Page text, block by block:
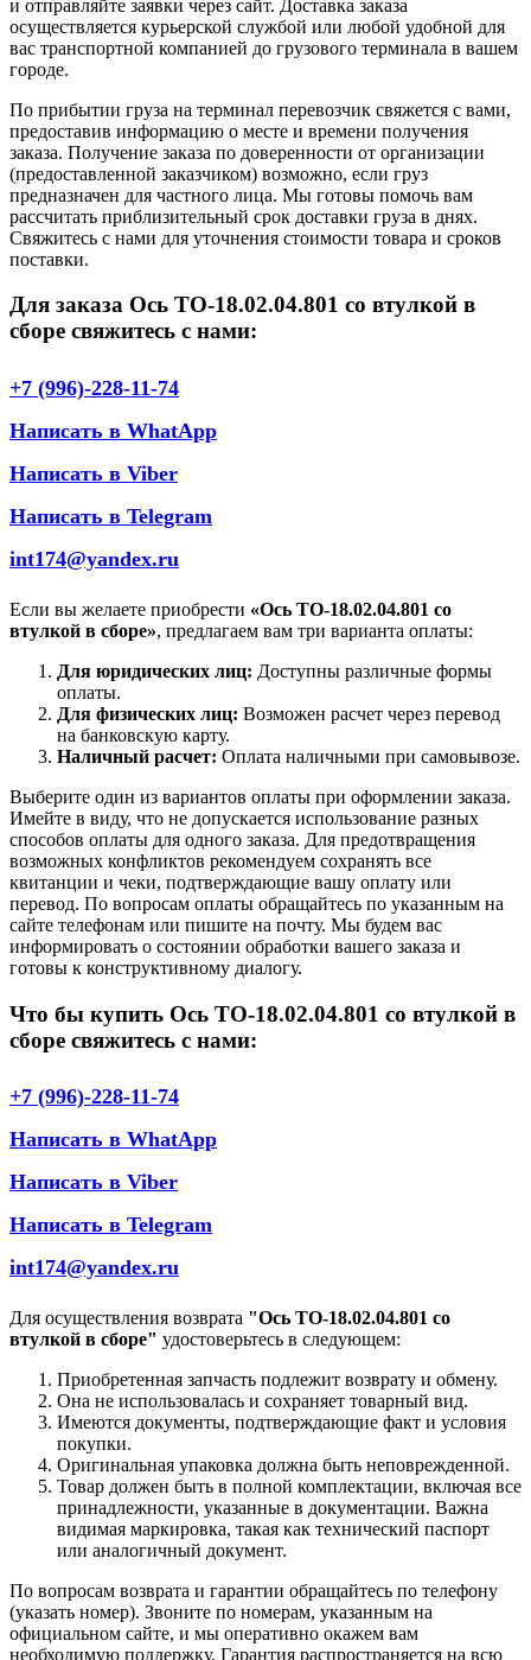
и отправляйте заявки через сайт. Доставка заказа
осуществляется курьерской службой или любой удобной для
вас транспортной компанией до грузового терминала в вашем
городе.
По прибытии груза на терминал перевозчик свяжется с вами,
предоставив информацию о месте и времени получения
заказа. Получение заказа по доверенности от организации
(предоставленной заказчиком) возможно, если груз
предназначен для частного лица. Мы готовы помочь вам
рассчитать приблизительный срок доставки груза в днях.
Свяжитесь с нами для уточнения стоимости товара и сроков
поставки.
Для заказа Ось ТО-18.02.04.801 со втулкой в
сборе свяжитесь с нами:
+7 (996)-228-11-74
Написать в WhatApp
Написать в Viber
Написать в Telegram
int174@yandex.ru
Если вы желаете приобрести «Ось ТО-18.02.04.801 со
втулкой в сборе», предлагаем вам три варианта оплаты:
Для юридических лиц: Доступны различные формы
оплаты.
Для физических лиц: Возможен расчет через перевод
на банковскую карту.
Наличный расчет: Оплата наличными при самовывозе.
Выберите один из вариантов оплаты при оформлении заказа.
Имейте в виду, что не допускается использование разных
способов оплаты для одного заказа. Для предотвращения
возможных конфликтов рекомендуем сохранять все
квитанции и чеки, подтверждающие вашу оплату или
перевод. По вопросам оплаты обращайтесь по указанным на
сайте телефонам или пишите на почту. Мы будем вас
информировать о состоянии обработки вашего заказа и
готовы к конструктивному диалогу.
Что бы купить Ось ТО-18.02.04.801 со втулкой в
сборе свяжитесь с нами:
+7 (996)-228-11-74
Написать в WhatApp
Написать в Viber
Написать в Telegram
int174@yandex.ru
Для осуществления возврата "Ось ТО-18.02.04.801 со
втулкой в сборе" удостоверьтесь в следующем:
Приобретенная запчасть подлежит возврату и обмену.
Она не использовалась и сохраняет товарный вид.
Имеются документы, подтверждающие факт и условия
покупки.
Оригинальная упаковка должна быть неповрежденной.
Товар должен быть в полной комплектации, включая все
принадлежности, указанные в документации. Важна
видимая маркировка, такая как технический паспорт
или аналогичный документ.
По вопросам возврата и гарантии обращайтесь по телефону
(указать номер). Звоните по номерам, указанным на
официальном сайте, и мы оперативно окажем вам
необходимую поддержку. Гарантия распространяется на всю